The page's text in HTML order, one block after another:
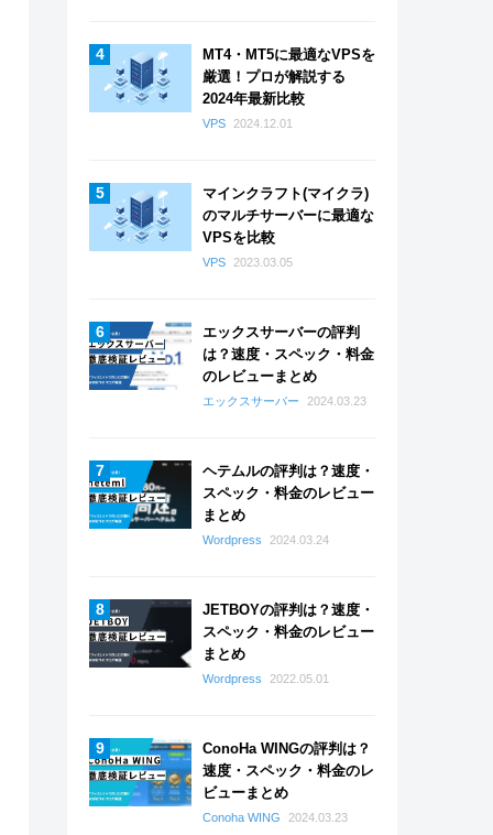
MT4・MT5に最適なVPSを
厳選！プロが解説する
2024年最新比較
VPS 2024.12.01
マインクラフト(マイクラ)
のマルチサーバーに最適な
VPSを比較
VPS 2023.03.05
エックスサーバーの評判
は？速度・スペック・料金
のレビューまとめ
エックスサーバー 2024.03.23
ヘテムルの評判は？速度・
スペック・料金のレビュー
まとめ
Wordpress 2024.03.24
JETBOYの評判は？速度・
スペック・料金のレビュー
まとめ
Wordpress 2022.05.01
ConoHa WINGの評判は？
速度・スペック・料金のレ
ビューまとめ
Conoha WING 2024.03.23